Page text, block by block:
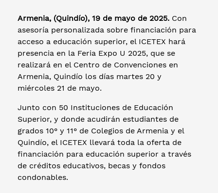
Armenia, (Quindío), 19 de mayo de 2025. Con
asesoría personalizada sobre financiación para
acceso a educación superior, el ICETEX hará
presencia en la Feria Expo U 2025, que se
realizará en el Centro de Convenciones en
Armenia, Quindío los días martes 20 y
miércoles 21 de mayo.
Junto con 50 Instituciones de Educación
Superior, y donde acudirán estudiantes de
grados 10° y 11° de Colegios de Armenia y el
Quindío, el ICETEX llevará toda la oferta de
financiación para educación superior a través
de créditos educativos, becas y fondos
condonables.